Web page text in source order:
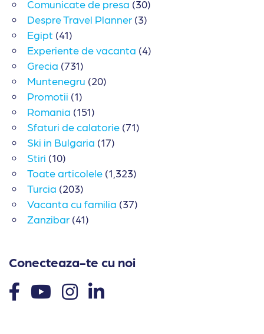
Comunicate de presa (30)
Despre Travel Planner (3)
Egipt (41)
Experiente de vacanta (4)
Grecia (731)
Muntenegru (20)
Promotii (1)
Romania (151)
Sfaturi de calatorie (71)
Ski in Bulgaria (17)
Stiri (10)
Toate articolele (1,323)
Turcia (203)
Vacanta cu familia (37)
Zanzibar (41)
Conecteaza-te cu noi